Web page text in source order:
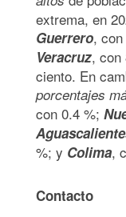
extrema, en
Guerrero,
Veracruz, con
ciento. En
porcentajes
con 0.4 %;
%; y Colima,
Contacto